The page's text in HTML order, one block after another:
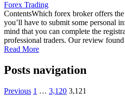
Forex Trading
ContentsWhich forex broker offers
you’ll have to submit some personal
mind that you can complete the
professional traders. Our review
Read More
Posts navigation
Previous 1 … 3,120 3,121